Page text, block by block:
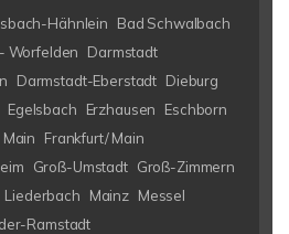
Hähnlein
Bad Schwalbach
Worfelden
Darmstadt
Darmstadt-Eberstadt Dieburg
Egelsbach Erzhausen
Eschborn
Main
Frankfurt/ Main
Groß-Umstadt Groß-Zimmern
Liederbach Mainz Messel
Ramstadt